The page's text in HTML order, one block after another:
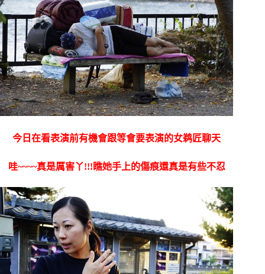
今日在看表演前有機會跟等會要表演的女鹈匠聊天
哇~~~~真是厲害丫!!!瞧她手上的傷痕還真是有些不忍